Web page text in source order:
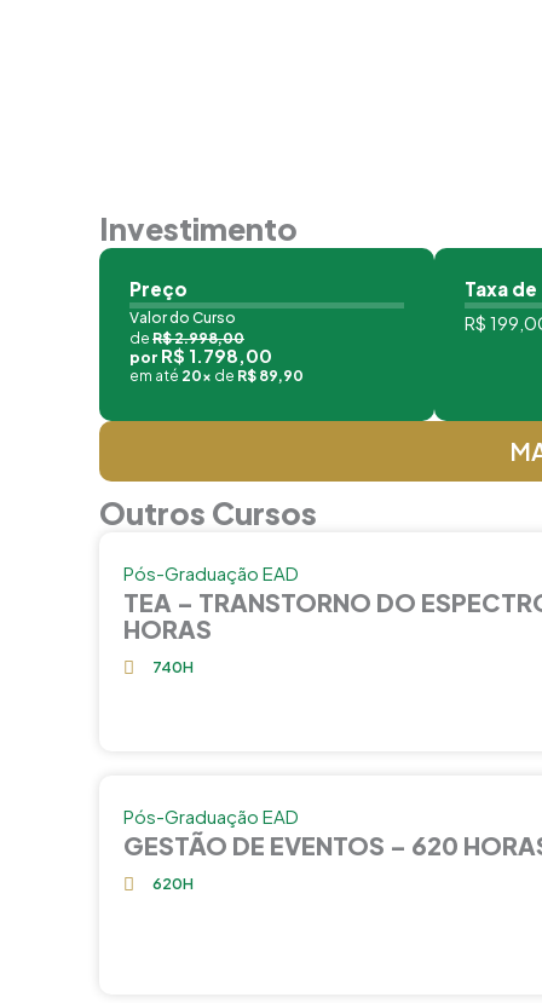
Investimento
Preço
Valor do Curso
de R$ 2.998,00
por R$ 1.798,00
em até 20x de R$ 89,90
Taxa
R$
Outros Cursos
Pós-Graduação EAD
TEA – TRANSTORNO DO
HORAS
740H
Pós-Graduação EAD
GESTÃO DE EVENTOS – 620
620H